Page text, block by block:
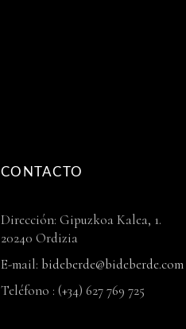
CONTACTO
Dirección: Gipuzkoa Kalea, 1.
20240 Ordizia
E-mail: bideberde@bideberde.com
Teléfono : (+34) 627 769 725